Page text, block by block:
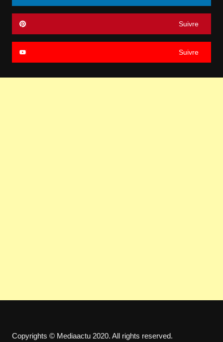
Suivre
Suivre
Copyrights © Mediaactu 2020. All rights reserved.